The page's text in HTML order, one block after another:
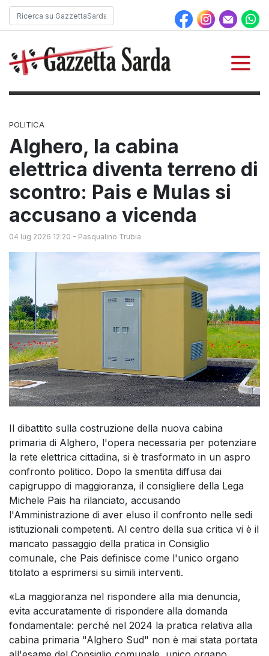
POLITICA
Alghero, la cabina
elettrica diventa terreno di
scontro: Pais e Mulas si
accusano a vicenda
04 lug 2026 12:20 - Pasqualino Trubia
Il dibattito sulla costruzione della nuova cabina
primaria di Alghero, l'opera necessaria per potenziare
la rete elettrica cittadina, si è trasformato in un aspro
confronto politico. Dopo la smentita diffusa dai
capigruppo di maggioranza, il consigliere della Lega
Michele Pais ha rilanciato, accusando
l'Amministrazione di aver eluso il confronto nelle sedi
istituzionali competenti. Al centro della sua critica vi è il
mancato passaggio della pratica in Consiglio
comunale, che Pais definisce come l'unico organo
titolato a esprimersi su simili interventi.
«La maggioranza nel rispondere alla mia denuncia,
evita accuratamente di rispondere alla domanda
fondamentale: perché nel 2024 la pratica relativa alla
cabina primaria "Alghero Sud" non è mai stata portata